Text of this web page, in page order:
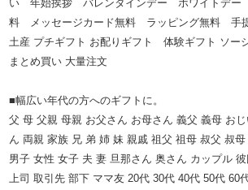
い 年始挨拶 バレンタインデー ホワイトデ
料 メッセージカード無料 ラッピング無料
土産 プチギフト お配りギフト 体験ギフト ソー
まとめ買い 大量注文
■幅広い年代の方へのギフトに。
父 母 父親 母親 お父さん お母さん 義父 義母 お
ん 両親 家族 兄 弟 姉 妹 親戚 祖父 祖母 叔父 叔
男子 女性 女子 夫 妻 旦那さん 奥さん カップル
上司 取引先 部下 ママ友 20代 30代 40代 50代